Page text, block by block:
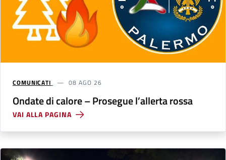
COMUNICATI 08 AGO 26
Ondate di calore – Prosegue l’allerta rossa
VAI ALLA PAGINA